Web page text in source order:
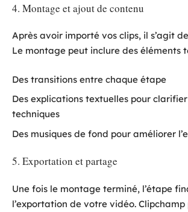
4. Montage et ajout de contenu
Après avoir importé vos clips, il s’agit
Le montage peut inclure des éléments
Des transitions entre chaque étape
Des explications textuelles pour
techniques
Des musiques de fond pour améliorer
5. Exportation et partage
Une fois le montage terminé, l’étape
l’exportation de votre vidéo.